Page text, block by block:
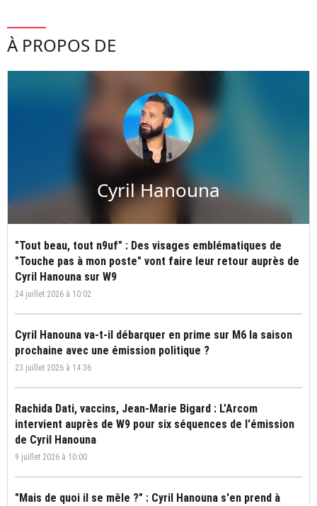
À PROPOS DE
Cyril Hanouna
"Tout beau, tout n9uf" : Des visages emblématiques de
"Touche pas à mon poste" vont faire leur retour auprès de
Cyril Hanouna sur W9
24 juillet 2026 à 10:02
Cyril Hanouna va-t-il débarquer en prime sur M6 la saison
prochaine avec une émission politique ?
23 juillet 2026 à 14:36
Rachida Dati, vaccins, Jean-Marie Bigard : L’Arcom
intervient auprès de W9 pour six séquences de l'émission
de Cyril Hanouna
9 juillet 2026 à 10:00
"Mais de quoi il se mêle ?" : Cyril Hanouna s'en prend à